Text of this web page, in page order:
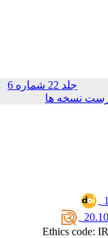
جلد 22 شماره 6
نسخه ها
Ethics code: